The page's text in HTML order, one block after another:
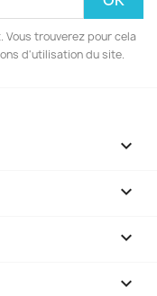
Vous trouverez pour cela
d'utilisation du site.



keyboard_arrow_down